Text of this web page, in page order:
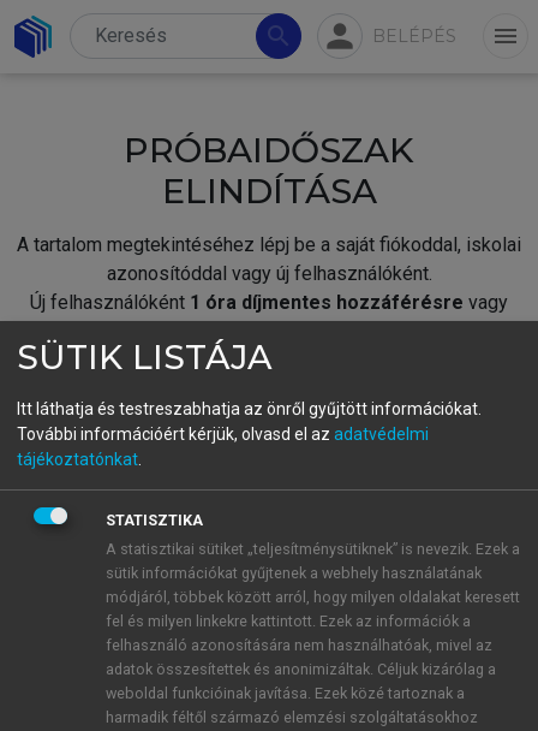
search person BELÉPÉS menu
PRÓBAIDŐSZAK
ELINDÍTÁSA
A tartalom megtekintéséhez lépj be a saját fiókoddal, iskolai
azonosítóddal vagy új felhasználóként.
Új felhasználóként 1 óra díjmentes hozzáférésre vagy
fiókoddal,vagy hozz létre új fiókot.
A regisztráció után apróbaidőszakautomatikusan
BELÉPÉS SAJÁT FIÓKKAL
ÚJ FIÓK LÉTREHOZÁSA
1 óra díjmentes hozzáférés
E-MAIL-CÍM
SÜTIK LISTÁJA
Itt láthatja és testreszabhatja az önről gyűjtött információkat.
További információért kérjük, olvasd el az adatvédelmi
tájékoztatónkat
STATISZTIKA
A statisztikai sütiket „teljesítménysütiknek” is nevezik. Ezek a
sütik információkat gyűjtenek a webhely használatának
módjáról, többek között arról, hogy milyen oldalakat keresett
fel és milyen linkekre kattintott. Ezek az információk a
felhasználó azonosítására nem használhatóak, mivel az
adatok összesítettek és anonimizáltak. Céljuk kizárólag a
weboldal funkcióinak javítása. Ezek közé tartoznak a
harmadik féltől származó elemzési szolgáltatásokhoz